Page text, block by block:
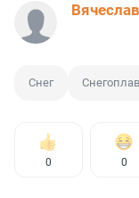
Снег
0 0